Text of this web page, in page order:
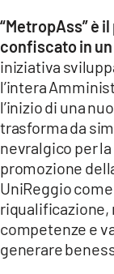
“MetropAss” è
confiscato in
iniziativa
l’intera
l’inizio di una
trasforma da
nevralgico per
promozione
UniReggio
riqualificazione,
competenze e
generare